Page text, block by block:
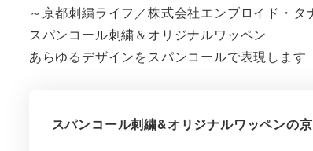
～京都刺繍ライフ／株式会社エンブロイド・タ
スパンコール刺繍＆オリジナルワッペン
あらゆるデザインをスパンコールで表現します
スパンコール刺繍&オリジナルワッペンの